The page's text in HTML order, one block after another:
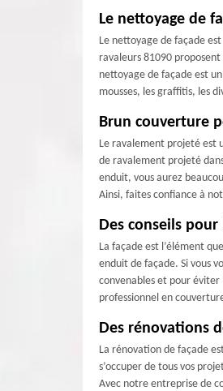
Le nettoyage de
Le nettoyage de façade
ravaleurs 81090
nettoyage de façade est
mousses, les graffitis, les
Brun couverture
Le ravalement projeté est
de ravalement projeté
enduit, vous aurez
Ainsi, faites confiance à
Des conseils
La façade est l’élément
enduit de façade. Si vous
convenables et pour éviter
professionnel en
Des rénovations
La rénovation de façade
s’occuper de tous vos
Avec notre entreprise de